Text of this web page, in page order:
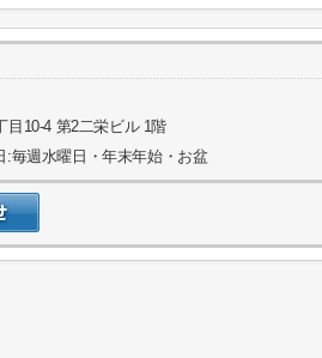
目10-4 第2二栄ビル 1階
毎週水曜日・年末年始・お盆